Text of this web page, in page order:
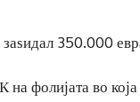
350.000
фолијата во која